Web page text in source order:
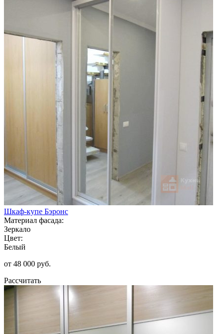
Шкаф-купе Бэронс
Материал фасада:
Зеркало
Цвет:
Белый
от 48 000 руб.
Рассчитать